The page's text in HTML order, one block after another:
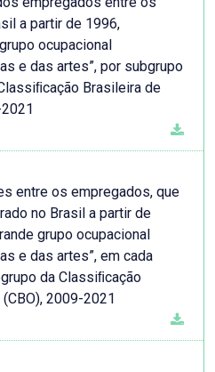
a partir de 1996,
ocupacional
e das artes”, por subgrupo
Brasileira de
entre os empregados, que
no Brasil a partir de
grupo ocupacional
e das artes”, em cada
da Classiﬁcação
2009-2021